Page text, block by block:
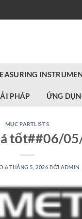
PHÁP ỨNG
MỤC PARTLISTS
tốt##06/
6 THÁNG 5, 2026 BỞI ADMIN